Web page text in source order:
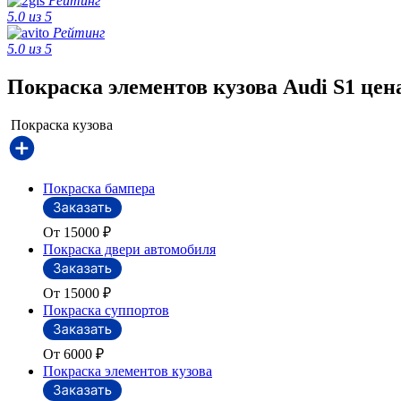
5.0 из 5
Рейтинг
5.0 из 5
Покраска элементов кузова Audi S1
Покраска кузова
Покраска бампера
От 15000 ₽
Покраска двери автомобиля
От 15000 ₽
Покраска суппортов
От 6000 ₽
Покраска элементов кузова